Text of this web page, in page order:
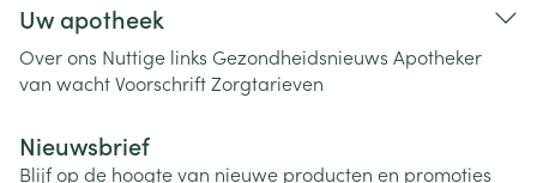
Uw apotheek
Over ons Nuttige links Gezondheidsnieuws Apotheker
van wachtVoorschriftZorgtarieven
Nieuwsbrief
Blijf op de hoogte van nieuwe producten en promoties